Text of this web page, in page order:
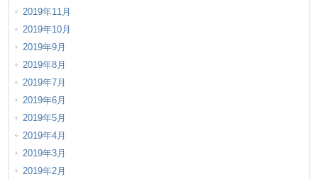
2019年11月
2019年10月
2019年9月
2019年8月
2019年7月
2019年6月
2019年5月
2019年4月
2019年3月
2019年2月